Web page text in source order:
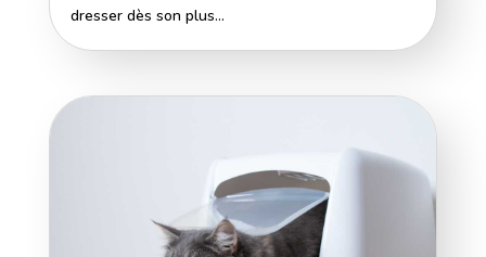
dresser dès son plus...